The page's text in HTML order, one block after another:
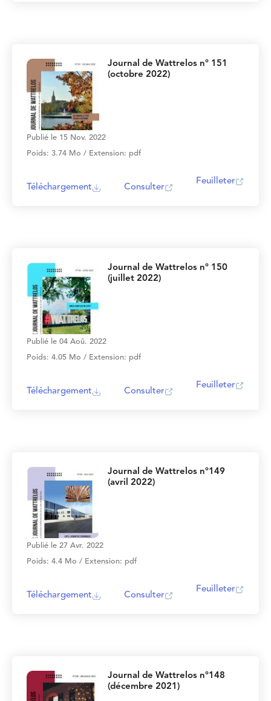
Journal de Wattrelos n° 151
(octobre 2022)
Publié le 15 Nov. 2022
Poids: 3.74 Mo / Extension: pdf
Téléchargement Consulter
Feuilleter
Journal de Wattrelos n° 150
(juillet 2022)
Publié le 04 Aoû. 2022
Poids: 4.05 Mo / Extension: pdf
Téléchargement Consulter
Feuilleter
Journal de Wattrelos n°149
(avril 2022)
Publié le 27 Avr. 2022
Poids: 4.4 Mo / Extension: pdf
Téléchargement Consulter
Feuilleter
Journal de Wattrelos n°148
(décembre 2021)